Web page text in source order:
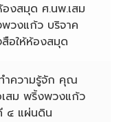
งสมุด ศ.นพ.เสม
วงแก้ว บริจาค
อให้ห้องสมุด
ำความรู้จัก คุณ
สม พริ้งพวงแก้ว
๔ แผ่นดิน